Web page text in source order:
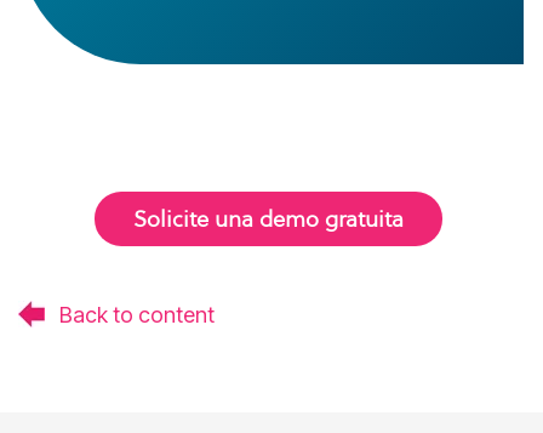
Solicite una demo gratuita
Back to content